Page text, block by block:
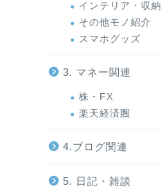
インテリア・収納
その他モノ紹介
スマホグッズ
3. マネー関連
株・FX
楽天経済圏
4.ブログ関連
5. 日記・雑談